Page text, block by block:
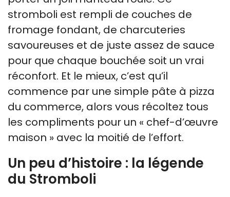
stromboli est rempli de couches de
fromage fondant, de charcuteries
savoureuses et de juste assez de sauce
pour que chaque bouchée soit un vrai
réconfort. Et le mieux, c’est qu’il
commence par une simple pâte à pizza
du commerce, alors vous récoltez tous
les compliments pour un « chef-d’œuvre
maison » avec la moitié de l’effort.
Un peu d’histoire : la légende
du Stromboli